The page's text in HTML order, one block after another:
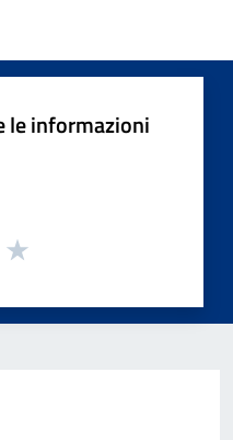
le informazioni